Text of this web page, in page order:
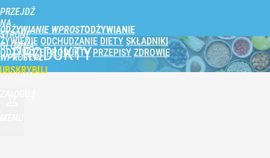
PRZEJDŹ
NA
STRONĘ
GŁÓWNĄ
WPROST.PL
ODŻYWIANIE WPROST
ŻYWIENIE ODCHUDZANIE DIETY SKŁADNIKI
ODŻYWCZE PRODUKTY PRZEPISY ZDROWIE
PRODUKTY